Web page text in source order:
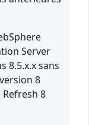
Server
8.5.x.x sans
8
Refresh 8